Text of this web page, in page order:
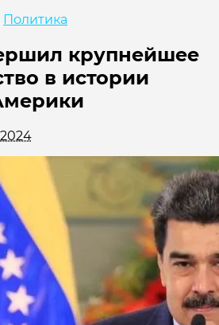
Политика
крупнейшее
в истории